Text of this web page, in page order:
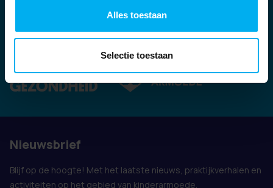
Alles toestaan
Selectie toestaan
Ook vertegenwoordigd door:
Nieuwsbrief
Blijf op de hoogte! Met het laatste nieuws, praktijkverhalen en
activiteiten op het gebied van kinderarmoede.